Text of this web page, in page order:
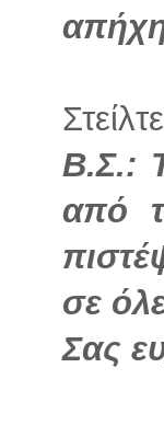
Β.Σ.:
από
σε
Σας